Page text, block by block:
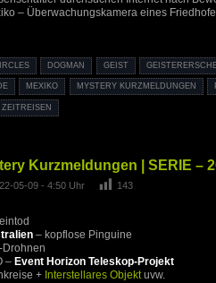
– Überwachungskamera eines
DOGMAN GEIST
MEXIKO MYSTERY KURZMELDUNGEN
ZEITREISEN
Kurzmeldungen | SERIE –
05-09 - 4:50 Uhr 143
– kopflose Pinguine
Drohnen
– Event Horizon Teleskop-Projekt
+ Interstellares Objektuvw.